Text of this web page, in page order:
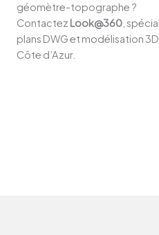
géomètre-topographe ?
Contactez Look@360 ,
plans DWG et modélisation
Côte d’Azur.